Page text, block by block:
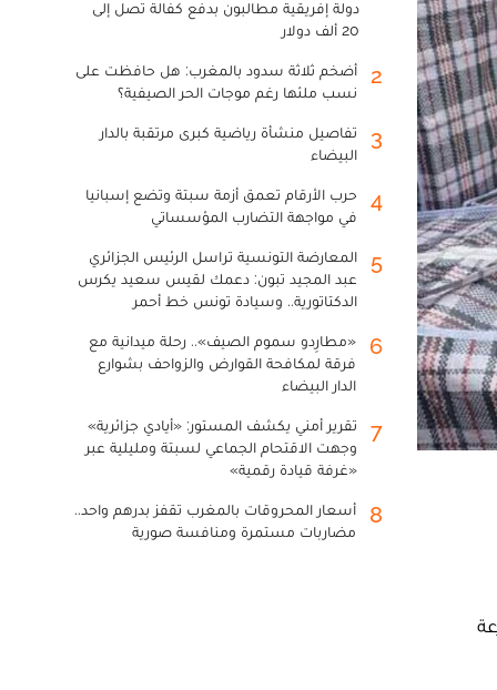
دولة إفريقية مطالبون بدفع كفالة تصل إلى
20 ألف دولار
2
أضخم ثلاثة سدود بالمغرب: هل حافظت على
نسب ملئها رغم موجات الحر الصيفية؟
3
تفاصيل منشأة رياضية كبرى مرتقبة بالدار
البيضاء
4
حرب الأرقام تعمق أزمة سبتة وتضع إسبانيا
في مواجهة التضارب المؤسساتي
5
المعارضة التونسية تراسل الرئيس الجزائري
عبد المجيد تبون: دعمك لقيس سعيد يكرس
الدكتاتورية.. وسيادة تونس خط أحمر
6
«مطارِدو سموم الصيف».. رحلة ميدانية مع
فرقة لمكافحة القوارض والزواحف بشوارع
الدار البيضاء
7
تقرير أمني يكشف المستور: «أيادي جزائرية»
وجهت الاقتحام الجماعي لسبتة ومليلية عبر
«غرفة قيادة رقمية»
8
أسعار المحروقات بالمغرب تقفز بدرهم واحد..
مضاربات مستمرة ومنافسة صورية